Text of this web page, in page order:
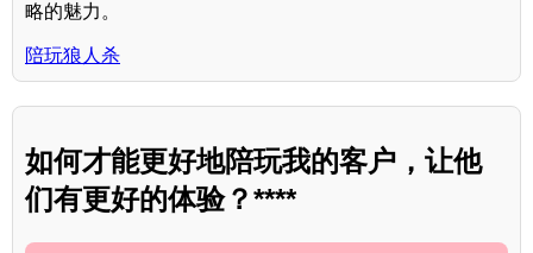
略的魅力。
陪玩狼人杀
如何才能更好地陪玩我的客户，让他
们有更好的体验？****